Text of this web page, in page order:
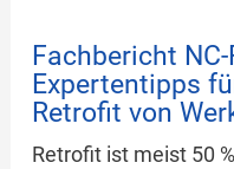
Fachbericht
Expertentipps
Retrofit von
Retrofit ist meist 50